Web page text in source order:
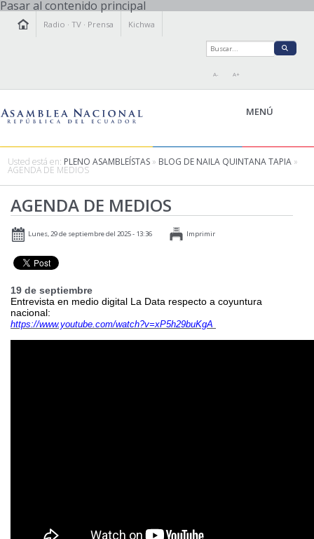
Pasar al contenido principal
Radio ·TV · Prensa Kichwa
A- A+
MENÚ
LEGISLAMOS
FISCALIZAMOS
TRANSPARENCIA
PRENSA
RELACIONES INTERNACIONALES
AGENDA
Usted está en: PLENO ASAMBLEÍSTAS » BLOG DE NAILA QUINTANA TAPIA »
AGENDA DE MEDIOS
AGENDA DE MEDIOS
Lunes, 29 de septiembre del 2025 - 13:36 Imprimir
19 de septiembre
Entrevista en medio digital La Data respecto a coyuntura
nacional:
https://www.youtube.com/watch?v=xP5h29buKgA